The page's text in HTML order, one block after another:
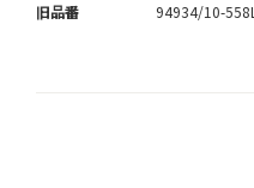
旧品番 94934/10-558L